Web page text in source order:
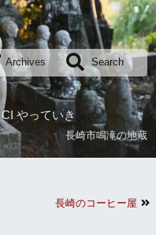
Archives Search
CI やっていき
長崎市鳴滝の地蔵
長崎のコーヒー屋